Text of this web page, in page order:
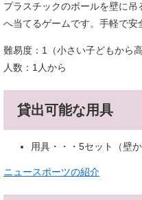
プラスチックのボールを壁に
へ当てるゲームです。手軽で安
難易度：1（小さい子どもから
人数：1人から
貸出可能な用具
用具・・・5セット（壁
ニュースポーツの紹介